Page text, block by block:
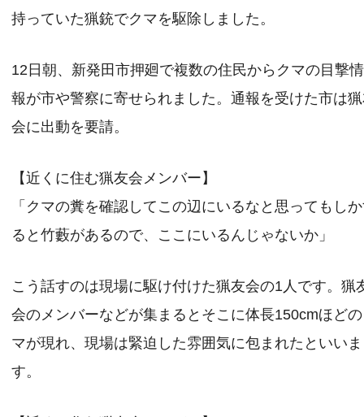
持っていた猟銃でクマを駆除しました。
12日朝、新発田市押廻で複数の住民からクマの目撃情
報が市や警察に寄せられました。通報を受けた市は
会に出動を要請。
【近くに住む猟友会メンバー】
「クマの糞を確認してこの辺にいるなと思ってもし
ると竹藪があるので、ここにいるんじゃないか」
こう話すのは現場に駆け付けた猟友会の1人です。猟
会のメンバーなどが集まるとそこに体長150cmほど
マが現れ、現場は緊迫した雰囲気に包まれたといいま
す。